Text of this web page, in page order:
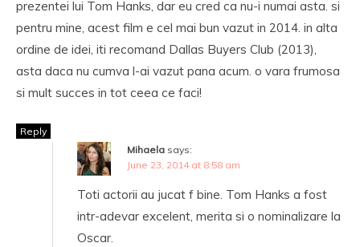
prezentei lui Tom Hanks, dar eu cred ca nu-i numai asta. si
pentru mine, acest film e cel mai bun vazut in 2014. in alta
ordine de idei, iti recomand Dallas Buyers Club (2013),
asta daca nu cumva l-ai vazut pana acum. o vara frumosa
si mult succes in tot ceea ce faci!
Reply
Mihaela says:
June 23, 2014 at 8:58 am
Toti actorii au jucat f bine. Tom Hanks a fost
intr-adevar excelent, merita si o nominalizare la
Oscar.